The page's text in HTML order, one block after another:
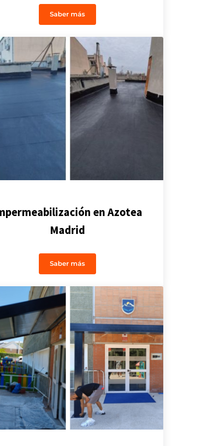
Saber másReforma Pizzería Piccola Napoli: Un Proyecto
Madrid
en Azotea
Madrid
Saber másImpermeabilización en Azotea Madrid